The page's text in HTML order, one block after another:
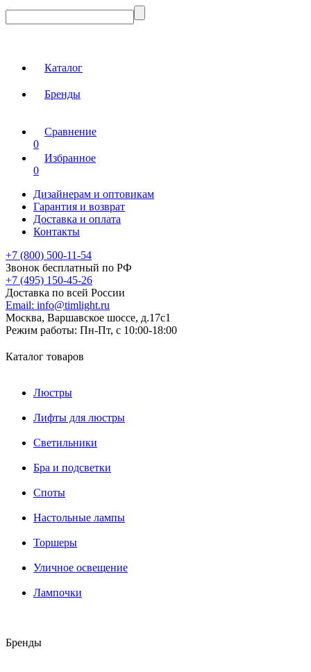
Каталог
Бренды
Сравнение
0
Избранное
0
Дизайнерам и оптовикам
Гарантия и возврат
Доставка и оплата
Контакты
+7 (800) 500-11-54
Звонок бесплатный по РФ
+7 (495) 150-45-26
Доставка по всей России
Email: info@timlight.ru
Москва, Варшавское шоссе, д.17c1
Режим работы: Пн-Пт, с 10:00-18:00
Каталог товаров
Люстры
Лифты для люстры
Светильники
Бра и подсветки
Споты
Настольные лампы
Торшеры
Уличное освещение
Лампочки
Бренды